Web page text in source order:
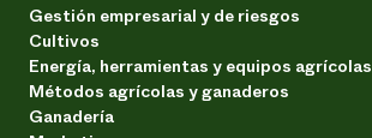
Gestión empresarial y de riesgos
Cultivos
Energía, herramientas y equipos agrícolas
Métodos agrícolas y ganaderos
Ganadería